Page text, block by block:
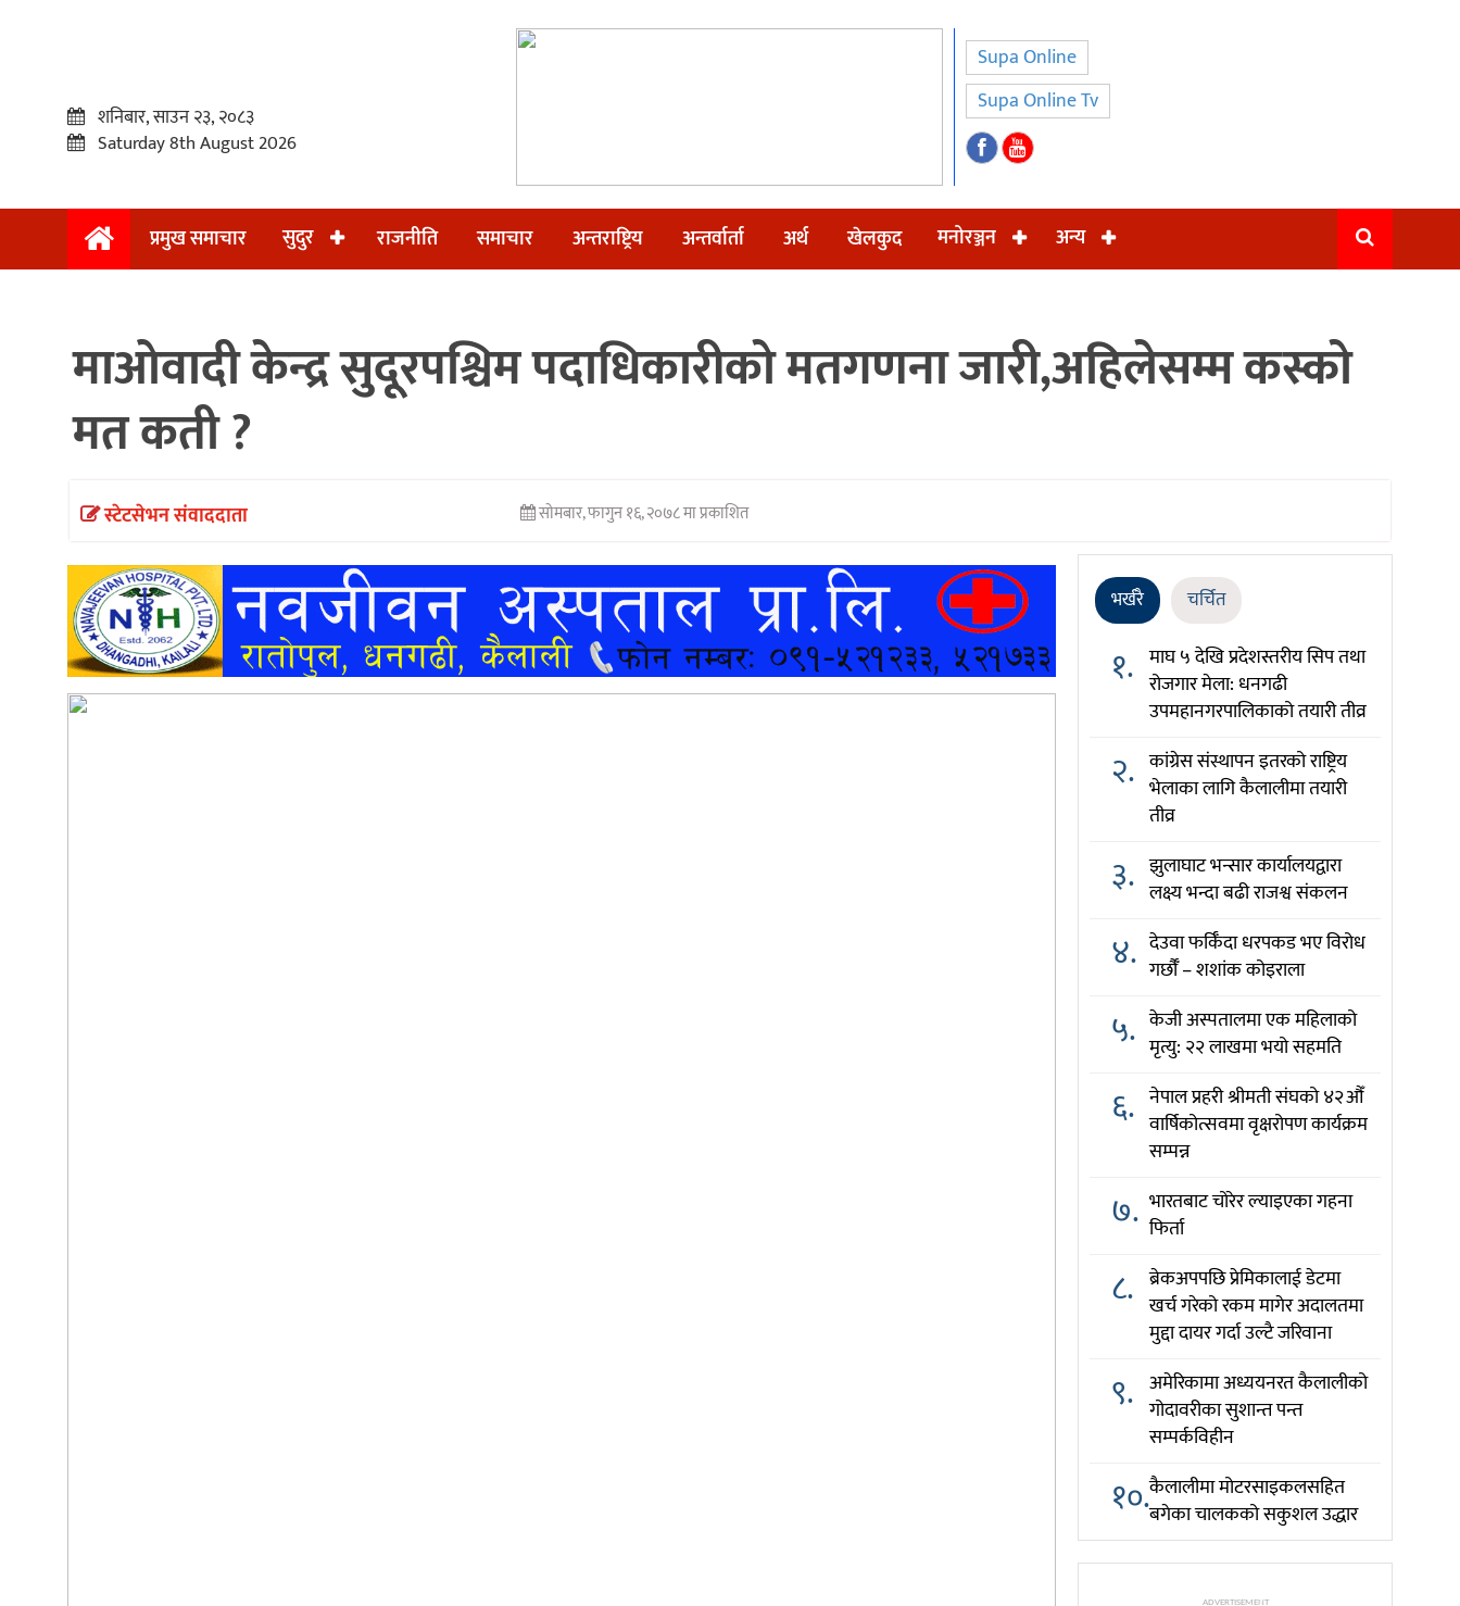
प्रमुख
समाचार
अन्तर्वार्ता
खेलकुद
मनोरञ्जन
शनिबार, साउन २३, २०८३
Saturday 8th August 2026
Supa Online
Supa Online Tv
प्रमुख समाचार सुदुर राजनीति समाचार अन्तराष्ट्रिय अन्तर्वार्ता अर्थ खेलकुद मनोरञ्जन अन्य
माओवादी केन्द्र सुदूरपश्चिम पदाधिकारीको मतगणना जारी,अहिलेसम्म कस्को
मत कती ?
स्टेटसेभन संवाददाता सोमबार, फागुन १६, २०७८ मा प्रकाशित
भर्खरै चर्चित
१. माघ ५ देखि प्रदेशस्तरीय सिप तथा
रोजगार मेला: धनगढी
उपमहानगरपालिकाको तयारी तीव्र
२. कांग्रेस संस्थापन इतरको राष्ट्रिय
भेलाका लागि कैलालीमा तयारी
तीव्र
३. झुलाघाट भन्सार कार्यालयद्वारा
लक्ष्य भन्दा बढी राजश्व संकलन
४. देउवा फर्किँदा धरपकड भए विरोध
गर्छौँं – शशांक कोइराला
५. केजी अस्पतालमा एक महिलाको
मृत्यु: २२ लाखमा भयो सहमति
६. नेपाल प्रहरी श्रीमती संघको ४२औँ
वार्षिकोत्सवमा वृक्षरोपण कार्यक्रम
सम्पन्न
७. भारतबाट चोरेर ल्याइएका गहना
फिर्ता
८. ब्रेकअपपछि प्रेमिकालाई डेटमा
खर्च गरेको रकम मागेर अदालतमा
मुद्दा दायर गर्दा उल्टै जरिवाना
९. अमेरिकामा अध्ययनरत कैलालीको
गोदावरीका सुशान्त पन्त
सम्पर्कविहीन
१०.कैलालीमा मोटरसाइकलसहित
बगेका चालकको सकुशल उद्धार
ADVERTISEMENT